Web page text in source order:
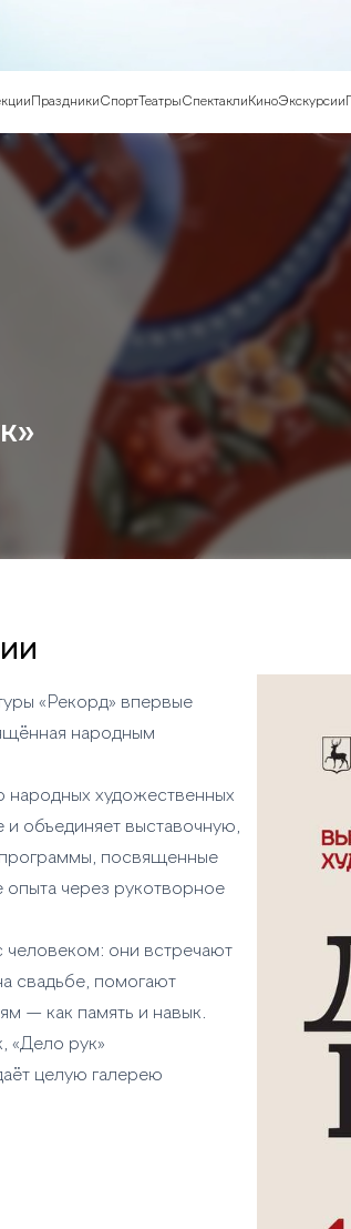
ПраздникиСпорт ТеатрыСпектаклиКиноЭкскурсии
«Рекорд» впервые
народным
народных художественных
объединяет выставочную,
посвященные
опыта через рукотворное
они встречают
свадьбе, помогают
— как память и навык.
«Дело рук»
целую галерею